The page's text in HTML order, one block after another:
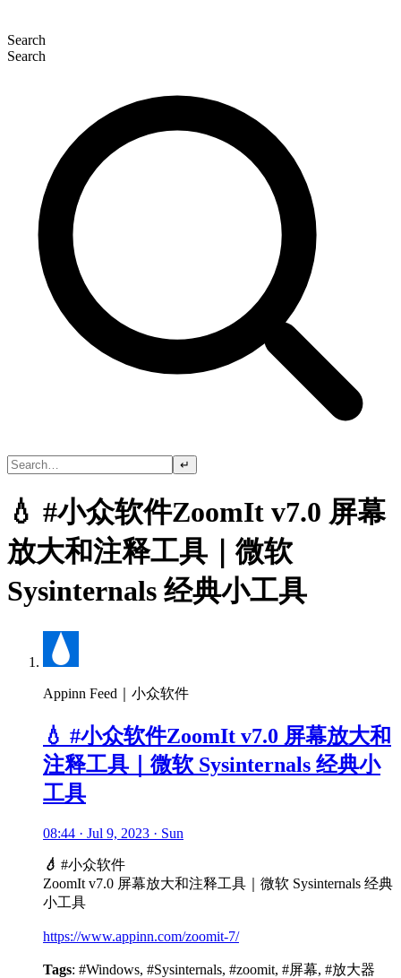
Search
Search
↵
💧 #小众软件ZoomIt v7.0 屏幕
放大和注释工具｜微软
Sysinternals 经典小工具
Appinn Feed｜小众软件
💧 #小众软件ZoomIt v7.0 屏幕放大和
注释工具｜微软 Sysinternals 经典小
工具
08:44 · Jul 9, 2023 · Sun
💧 #小众软件
ZoomIt v7.0 屏幕放大和注释工具｜微软 Sysinternals 经典
小工具
https://www.appinn.com/zoomit-7/
Tags: #Windows, #Sysinternals, #zoomit, #屏幕, #放大器